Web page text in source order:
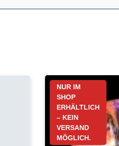
NUR IM
SHOP
ERHÄLTLICH
– KEIN
VERSAND
MÖGLICH.